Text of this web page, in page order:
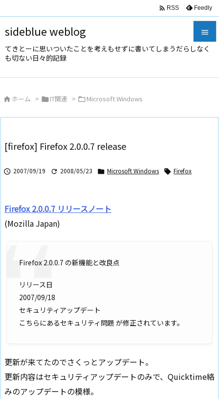
sideblue weblog
てきとーに思いついたことを考えもせずに書いてしまうだらしなく
も切ない日々的記録



 RSS Feedly
 ホーム > IT関連 > Microsoft Windows
[firefox] Firefox 2.0.0.7 release
 2007/09/19  2008/05/23  Microsoft Windows  Firefox
Firefox 2.0.0.7 リリースノート
(Mozilla Japan)
Firefox 2.0.0.7 の新機能と改良点
リリース日
2007/09/18
セキュリティアップデート
こちらにあるセキュリティ問題 が修正されています。
更新が来てたのでさくっとアップデート。
更新内容はセキュリティアップデートのみで、Quicktime絡
みのアップデートの模様。